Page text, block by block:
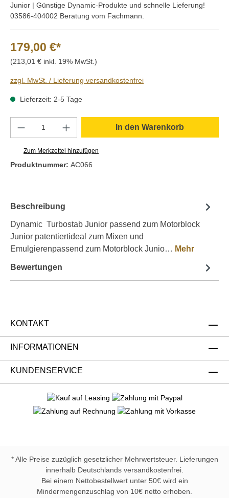
Junior | Günstige Dynamic-Produkte und schnelle Lieferung!
03586-404002 Beratung vom Fachmann.
179,00 €*
(213,01 € inkl. 19% MwSt.)
zzgl. MwSt. / Lieferung versandkostenfrei
Lieferzeit: 2-5 Tage
Produkt Anzahl: Gib den gewünschten
In den Warenkorb
Zum Merkzettel hinzufügen
Produktnummer: AC066
Beschreibung
Dynamic Turbostab Junior passend zum Motorblock
Junior patentiertideal zum Mixen und
Emulgierenpassend zum Motorblock Junio… Mehr
Bewertungen
KONTAKT
INFORMATIONEN
KUNDENSERVICE
* Alle Preise zuzüglich gesetzlicher Mehrwertsteuer. Lieferungen
innerhalb Deutschlands versandkostenfrei.
Bei einem Nettobestellwert unter 50€ wird ein
Mindermengenzuschlag von 10€ netto erhoben.